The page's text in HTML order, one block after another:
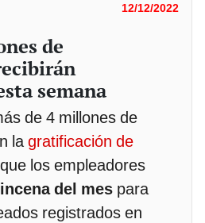
12/12/2022
de
semana
de 4 millones de
la gratificación de
los empleadores
del mes para
registrados en